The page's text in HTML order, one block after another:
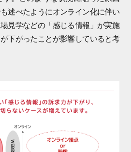
述べたようにオンライン化に伴い
見学などの「感じる情報」が実施
下がったことが影響していると考